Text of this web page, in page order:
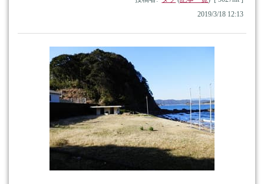
2019/3/18 12:13